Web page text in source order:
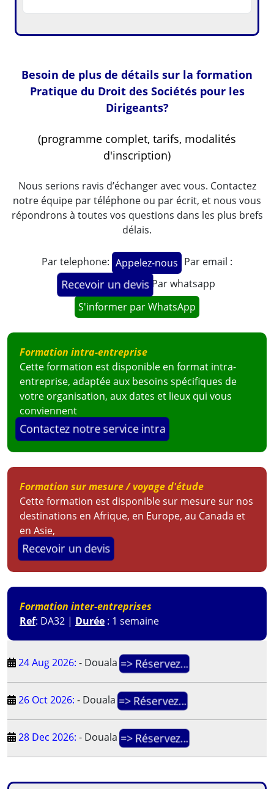
Besoin de plus de détails sur la formation
Pratique du Droit des Sociétés pour les
Dirigeants?
(programme complet, tarifs, modalités
d'inscription)
Nous serions ravis d’échanger avec vous. Contactez
notre équipe par téléphone ou par écrit, et nous vous
répondrons à toutes vos questions dans les plus brefs
délais.
Par telephone: Appelez-nous Par email :
Recevoir un devis Par whatsapp
S'informer par WhatsApp
Formation intra-entreprise
Cette formation est disponible en format intra-
entreprise, adaptée aux besoins spécifiques de
votre organisation, aux dates et lieux qui vous
conviennent
Contactez notre service intra
Formation sur mesure / voyage d'étude
Cette formation est disponible sur mesure sur nos
destinations en Afrique, en Europe, au Canada et
en Asie,
Recevoir un devis
Formation inter-entreprises
Ref: DA32 | Durée : 1 semaine
24 Aug 2026: - Douala => Réservez...
26 Oct 2026: - Douala => Réservez...
28 Dec 2026: - Douala => Réservez...